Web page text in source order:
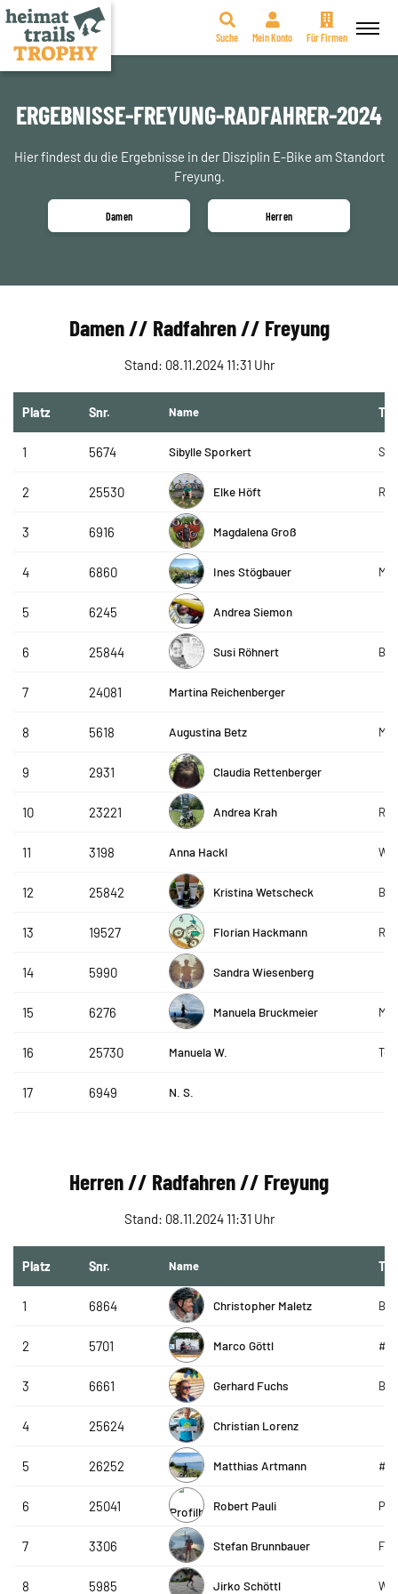
Zum
springen
Suche Mein Konto Für Firmen
ERGEBNISSE-FREYUNG-RADFAHRER-2024
Hier findest du die Ergebnisse in der Disziplin E-Bike am Standort
Freyung.
Damen Herren
Damen // Radfahren // Freyung
Stand: 08.11.2024 11:31 Uhr
Platz Snr. Name
1 5674 Sibylle Sporkert
2 25530 Elke Höft
3 6916 Magdalena Groß
4 6860 Ines Stögbauer
5 6245 Andrea Siemon
6 25844 Susi Röhnert
7 24081 Martina Reichenberger
8 5618 Augustina Betz
9 2931 Claudia Rettenberger
10 23221 Andrea Krah
11 3198 Anna Hackl
12 25842 Kristina Wetscheck
13 19527 Florian Hackmann
14 5990 Sandra Wiesenberg
15 6276 Manuela Bruckmeier MS
16 25730 Manuela W.
17 6949 N. S.
Herren // Radfahren // Freyung
Stand: 08.11.2024 11:31 Uhr
Platz Snr. Name
1 6864 Christopher Maletz
2 5701 Marco Göttl
3 6661 Gerhard Fuchs
4 25624 Christian Lorenz
5 26252 Matthias Artmann
6 25041 Robert Pauli
7 3306 Stefan Brunnbauer FC
8 5985 Jirko Schöttl